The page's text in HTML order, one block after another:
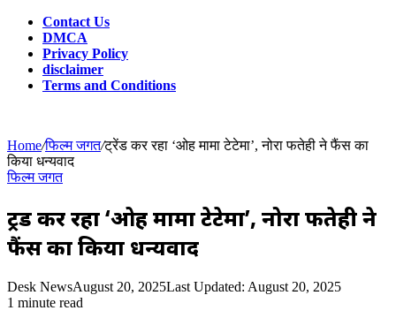
Contact Us
DMCA
Privacy Policy
disclaimer
Terms and Conditions
Home/फिल्म जगत/ट्रेंड कर रहा ‘ओह मामा टेटेमा’, नोरा फतेही ने फैंस का
किया धन्यवाद
फिल्म जगत
ट्रेंड कर रहा ‘ओह मामा टेटेमा’, नोरा फतेही ने
फैंस का किया धन्यवाद
Desk NewsAugust 20, 2025Last Updated: August 20, 2025
1 minute read